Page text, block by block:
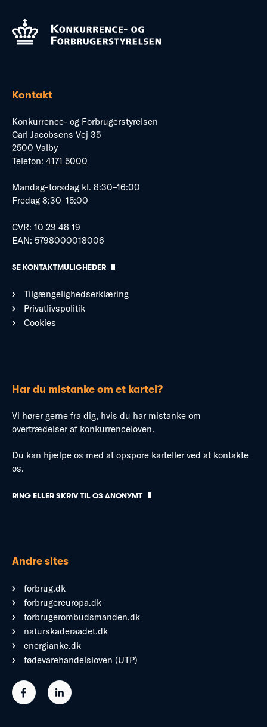
Kontakt
Konkurrence- og Forbrugerstyrelsen
Carl Jacobsens Vej 35
2500 Valby
Telefon: 4171 5000
Mandag–torsdag kl. 8:30–16:00
Fredag 8:30–15:00
CVR: 10 29 48 19
EAN: 5798000018006
SE KONTAKTMULIGHEDER
Tilgængelighedserklæring
Privatlivspolitik
Cookies
Har du mistanke om et kartel?
Vi hører gerne fra dig, hvis du har mistanke om
overtrædelser af konkurrenceloven.
Du kan hjælpe os med at opspore karteller ved at kontakte
os.
RING ELLER SKRIV TIL OS ANONYMT
Andre sites
forbrug.dk
forbrugereuropa.dk
forbrugerombudsmanden.dk
naturskaderaadet.dk
energianke.dk
fødevarehandelsloven (UTP)